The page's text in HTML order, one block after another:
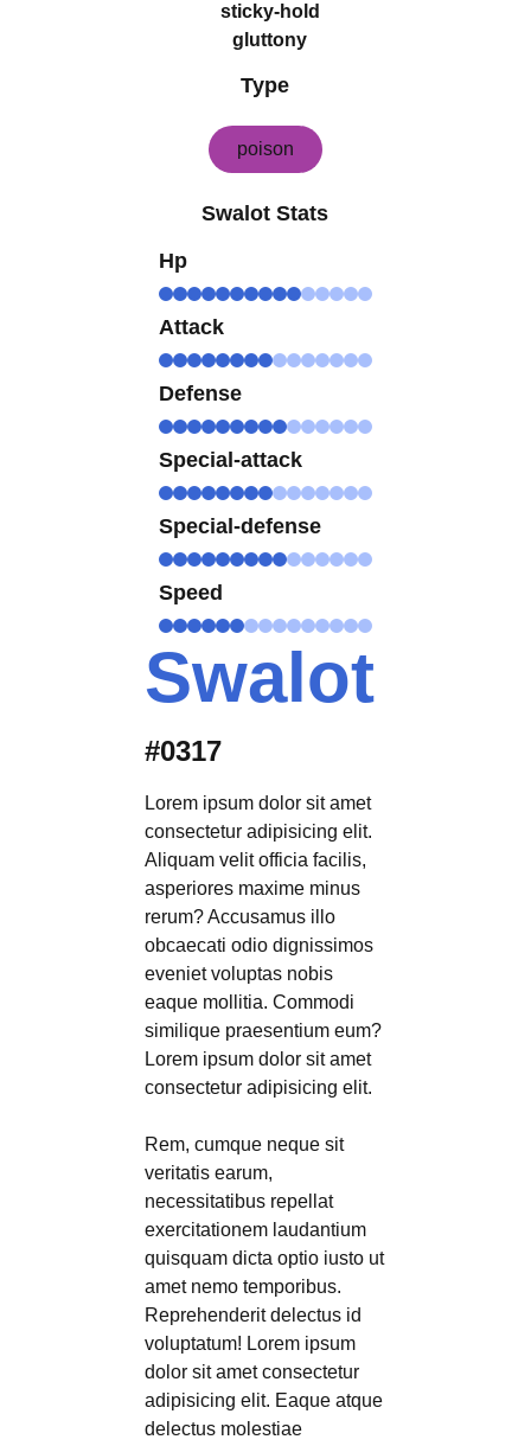
sticky-hold
gluttony
Type
poison
Swalot Stats
Hp
Attack
Defense
Special-attack
Special-defense
Speed
Swalot
#0317
Lorem ipsum dolor sit amet
consectetur adipisicing elit.
Aliquam velit officia facilis,
asperiores maxime minus
rerum? Accusamus illo
obcaecati odio dignissimos
eveniet voluptas nobis
eaque mollitia. Commodi
similique praesentium eum?
Lorem ipsum dolor sit amet
consectetur adipisicing elit.
Rem, cumque neque sit
veritatis earum,
necessitatibus repellat
exercitationem laudantium
quisquam dicta optio iusto ut
amet nemo temporibus.
Reprehenderit delectus id
voluptatum! Lorem ipsum
dolor sit amet consectetur
adipisicing elit. Eaque atque
delectus molestiae